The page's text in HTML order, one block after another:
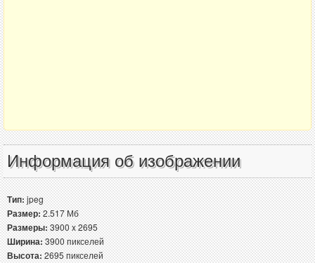
Информация об изображении
Тип:jpeg
Размер:2.517 Мб
Размеры:3900 x 2695
Ширина:3900 пикселей
Высота:2695 пикселей